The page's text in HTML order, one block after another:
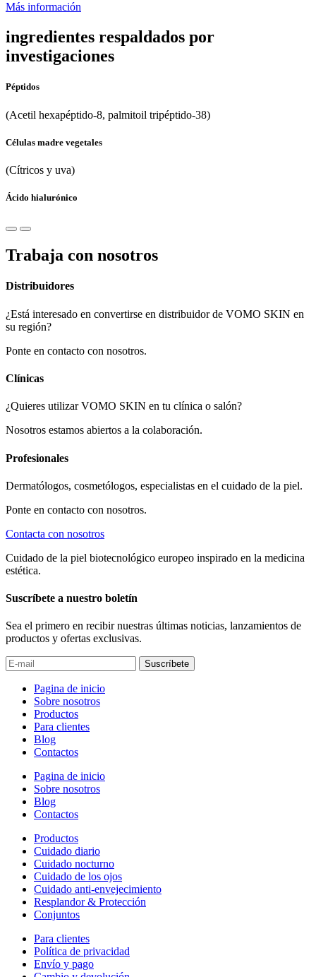
Más información
ingredientes respaldados por
investigaciones
Péptidos
(Acetil hexapéptido-8, palmitoil tripéptido-38)
Células madre vegetales
(Cítricos y uva)
Ácido hialurónico
Trabaja con nosotros
Distribuidores
¿Está interesado en convertirse en distribuidor de VOMO SKIN en
su región?
Ponte en contacto con nosotros.
Clínicas
¿Quieres utilizar VOMO SKIN en tu clínica o salón?
Nosotros estamos abiertos a la colaboración.
Profesionales
Dermatólogos, cosmetólogos, especialistas en el cuidado de la piel.
Ponte en contacto con nosotros.
Contacta con nosotros
Cuidado de la piel biotecnológico europeo inspirado en la medicina
estética.
Suscríbete a nuestro boletín
Sea el primero en recibir nuestras últimas noticias, lanzamientos de
productos y ofertas exclusivas.
Suscríbete
Pagina de inicio
Sobre nosotros
Productos
Para clientes
Blog
Contactos
Pagina de inicio
Sobre nosotros
Blog
Contactos
Productos
Cuidado diario
Cuidado nocturno
Cuidado de los ojos
Cuidado anti-envejecimiento
Resplandor & Protección
Conjuntos
Para clientes
Política de privacidad
Envío y pago